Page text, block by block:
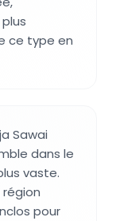
ce type en
Sawai
dans le
vaste.
pour